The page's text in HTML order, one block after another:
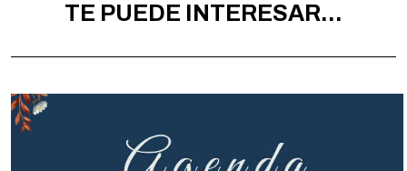
TE PUEDE INTERESAR...